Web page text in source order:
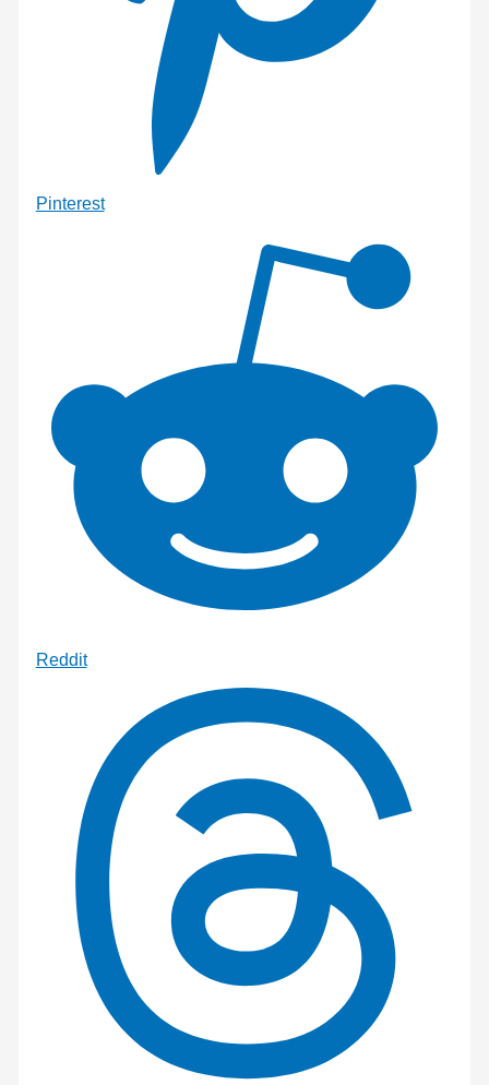
Pinterest
Reddit